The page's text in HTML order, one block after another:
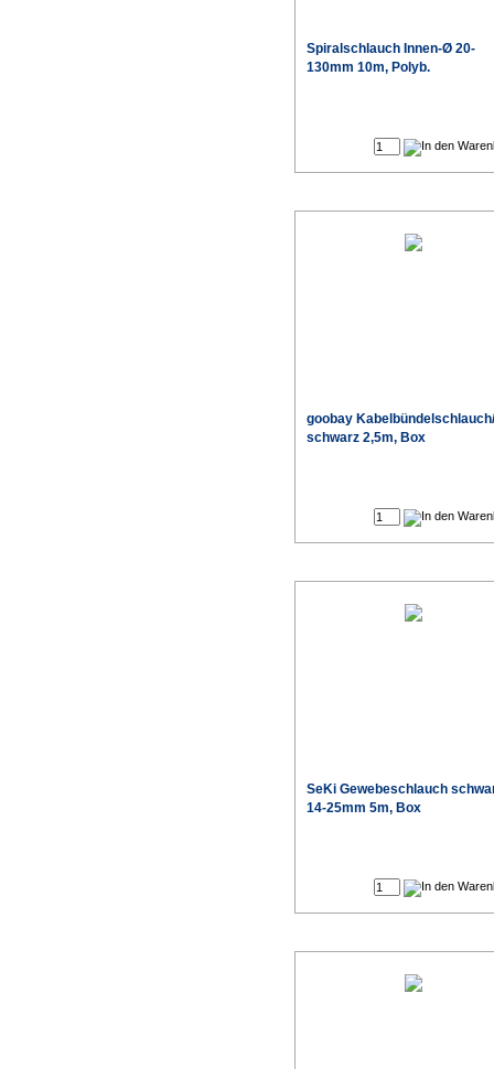
Spiralschlauch Innen-Ø 20-
130mm 10m, Polyb.
goobay
schwarz 2,5m, Box
SeKi Gewebeschlauch
14-25mm 5m, Box